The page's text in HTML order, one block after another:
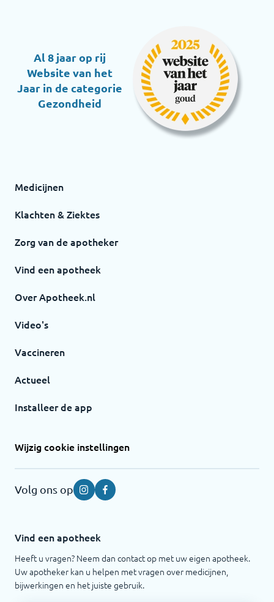
Al 8 jaar op rij
Website van het
Jaar in de categorie
Gezondheid
Medicijnen
Klachten & Ziektes
Zorg van de apotheker
Vind een apotheek
Over Apotheek.nl
Video's
Vaccineren
Actueel
Installeer de app
Wijzig cookie instellingen
Volg ons op InstagramFacebook
Vind een apotheek
Heeft u vragen? Neem dan contact op met uw eigen apotheek.
Uw apotheker kan u helpen met vragen over medicijnen,
bijwerkingen en het juiste gebruik.